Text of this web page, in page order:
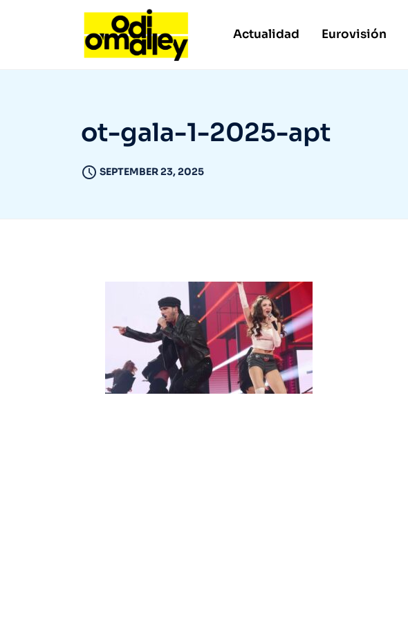
Actualidad Eurovisión
ot-gala-1-2025-apt
SEPTEMBER 23, 2025